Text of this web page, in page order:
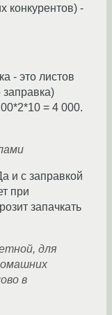
конкурентов) -
- это листов
= 4 000.
и с заправкой
при
запачкать
для
в